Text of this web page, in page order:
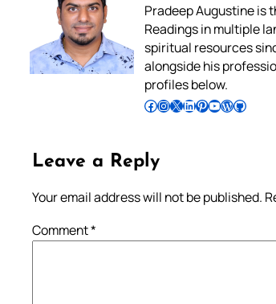
Pradeep Augustine is
Readings in multiple
spiritual resources
alongside his
profiles below.
Follow Pradeep on Facebook Follow Pradeep on InstagramFollow Pradeep on X Follow Pradeep on LinkedIn Follow Pradeep on Pinterest Subscribe to Pradeep’s Youtube Channel Follow Pradeep on WordPress Follow Pradeep on GitHub
Leave a Reply
Your email address will not be published.
Comment*